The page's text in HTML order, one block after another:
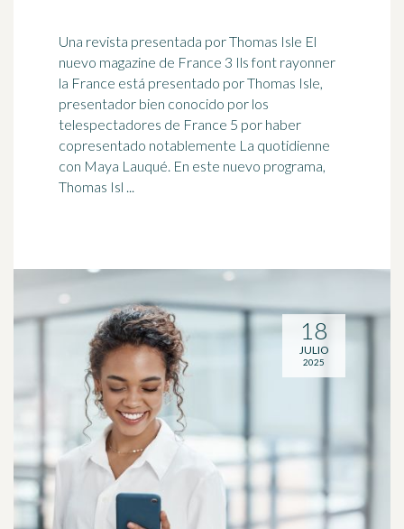
Una revista presentada por Thomas Isle El
nuevo magazine de France 3 Ils font rayonner
la France está presentado por Thomas Isle,
presentador bien conocido por los
telespectadores de France 5 por haber
copresentado notablemente La quotidienne
con Maya Lauqué. En este nuevo programa,
Thomas Isl ...
18
JULIO
2025